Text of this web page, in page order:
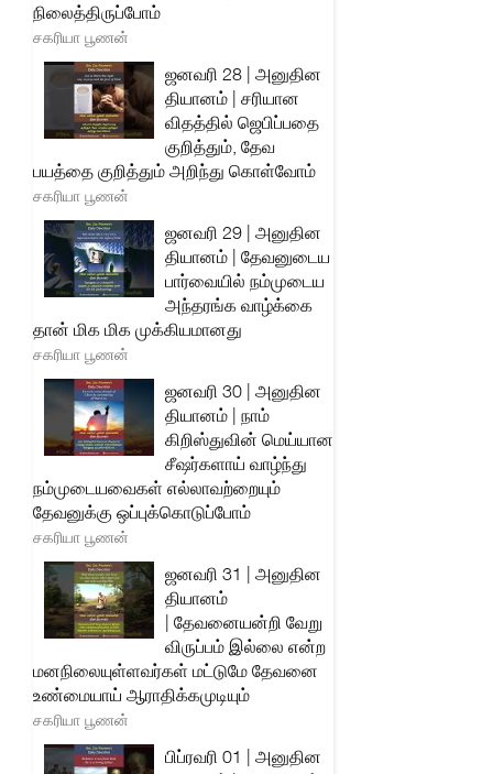
நிலைத்திருப்போம்
சகரியா பூணன்
ஜனவரி 28 | அனுதின
தியானம் | சரியான
விதத்தில் ஜெபிப்பதை
குறித்தும், தேவ
பயத்தை குறித்தும் அறிந்து கொள்வோம்
சகரியா பூணன்
ஜனவரி 29 | அனுதின
தியானம் | தேவனுடைய
பார்வையில் நம்முடைய
அந்தரங்க வாழ்க்கை
தான் மிக மிக முக்கியமானது
சகரியா பூணன்
ஜனவரி 30 | அனுதின
தியானம் | நாம்
கிறிஸ்துவின் மெய்யான
சீஷர்களாய் வாழ்ந்து
நம்முடையவைகள் எல்லாவற்றையும்
தேவனுக்கு ஒப்புக்கொடுப்போம்
சகரியா பூணன்
ஜனவரி 31 | அனுதின
தியானம்
| தேவனையன்றி வேறு
விருப்பம் இல்லை என்ற
மனநிலையுள்ளவர்கள் மட்டுமே தேவனை
உண்மையாய் ஆராதிக்கமுடியும்
சகரியா பூணன்
பிப்ரவரி 01 | அனுதின